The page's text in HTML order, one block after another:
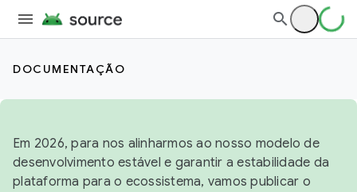
DOCUMENTAÇÃO
Em 2026, para nos alinharmos ao nosso modelo de
desenvolvimento estável e garantir a estabilidade da
plataforma para o ecossistema, vamos publicar o